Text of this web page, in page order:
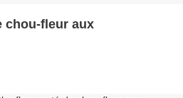
chou-fleur aux